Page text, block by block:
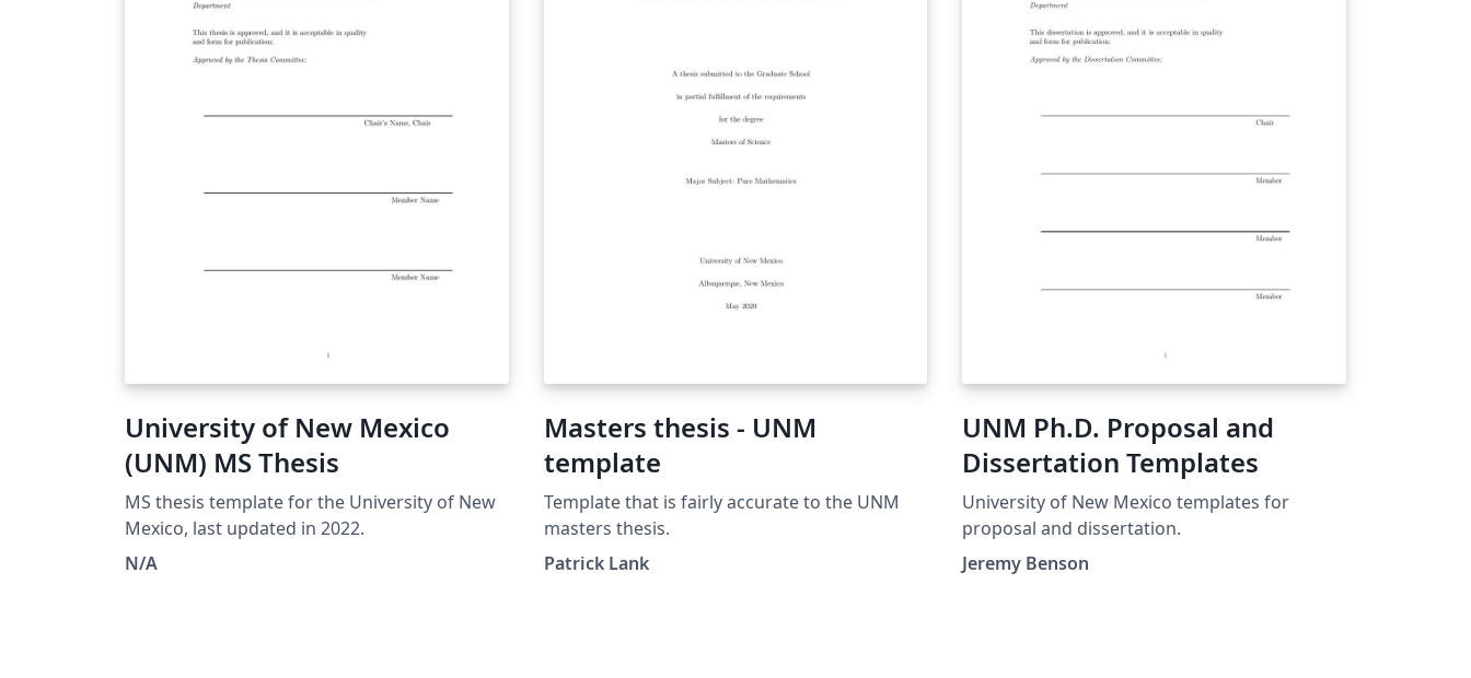
University of New Mexico
(UNM) MS Thesis
MS thesis template for the University of New
Mexico, last updated in 2022.
N/A
Masters thesis - UNM
template
Template that is fairly accurate to the UNM
masters thesis.
Patrick Lank
UNM Ph.D. Proposal and
Dissertation Templates
University of New Mexico templates for
proposal and dissertation.
Jeremy Benson